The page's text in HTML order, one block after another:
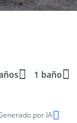
1 baño
por IA